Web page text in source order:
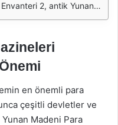
için değerli bir kaynak olmasının yanı sıra, bu envanter, insanlık tarihinin derinliklerine inme fırsatı sunmaktadır.
en önemli para
çeşitli devletler ve
Yunan Madeni Para